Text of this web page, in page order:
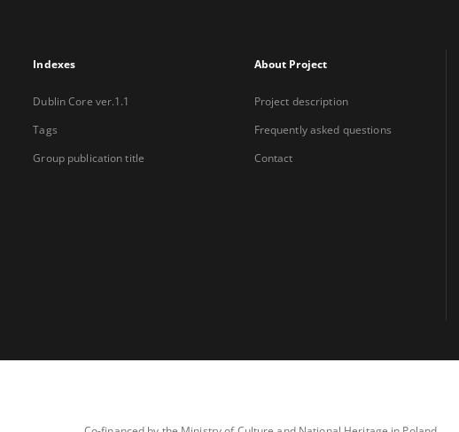
Indexes
Dublin Core ver.1.1
Tags
Group publication title
About Project
Project description
Frequently asked questions
Contact